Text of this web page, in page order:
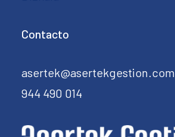
Contacto
asertek@asertekgestion.com
944 490 014